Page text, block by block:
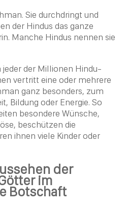
. Sie durchdringt und
der Hindus das ganze
Manche Hindus nennen sie
der Millionen Hindu-
vertritt eine oder mehrere
ganz besonders, zum
Bildung oder Energie. So
besondere Wünsche,
beschützen die
ihnen viele Kinder oder
der
im
Botschaft